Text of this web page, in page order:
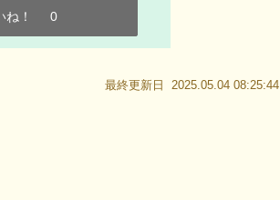
ね！ 0
最終更新日 2025.05.04 08:25:44